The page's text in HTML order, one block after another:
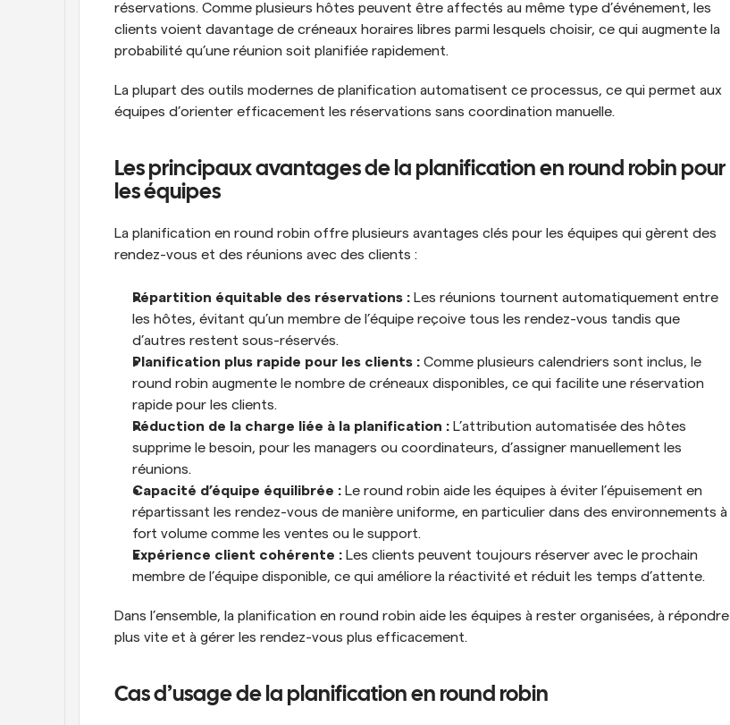
réservations. Comme plusieurs hôtes peuvent être affectés au même type d’événement, les
clients voient davantage de créneaux horaires libres parmi lesquels choisir, ce qui augmente la
probabilité qu’une réunion soit planifiée rapidement.
La plupart des outils modernes de planification automatisent ce processus, ce qui permet aux
équipes d’orienter efficacement les réservations sans coordination manuelle.
Les principaux avantages de la planification en round robin pour
les équipes
La planification en round robin offre plusieurs avantages clés pour les équipes qui gèrent des
rendez-vous et des réunions avec des clients :
Répartition équitable des réservations : Les réunions tournent automatiquement entre
les hôtes, évitant qu’un membre de l’équipe reçoive tous les rendez-vous tandis que
d’autres restent sous-réservés.
Planification plus rapide pour les clients : Comme plusieurs calendriers sont inclus, le
round robin augmente le nombre de créneaux disponibles, ce qui facilite une réservation
rapide pour les clients.
Réduction de la charge liée à la planification : L’attribution automatisée des hôtes
supprime le besoin, pour les managers ou coordinateurs, d’assigner manuellement les
réunions.
Capacité d’équipe équilibrée : Le round robin aide les équipes à éviter l’épuisement en
répartissant les rendez-vous de manière uniforme, en particulier dans des environnements à
fort volume comme les ventes ou le support.
Expérience client cohérente : Les clients peuvent toujours réserver avec le prochain
membre de l’équipe disponible, ce qui améliore la réactivité et réduit les temps d’attente.
Dans l’ensemble, la planification en round robin aide les équipes à rester organisées, à répondre
plus vite et à gérer les rendez-vous plus efficacement.
Cas d’usage de la planification en round robin